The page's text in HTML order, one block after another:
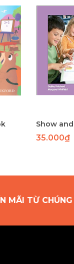
Show
35.000₫
MÃI TỪ